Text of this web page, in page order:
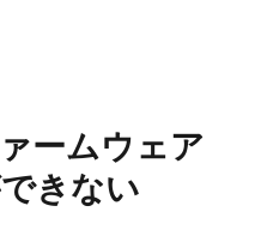
ームウェア
きない